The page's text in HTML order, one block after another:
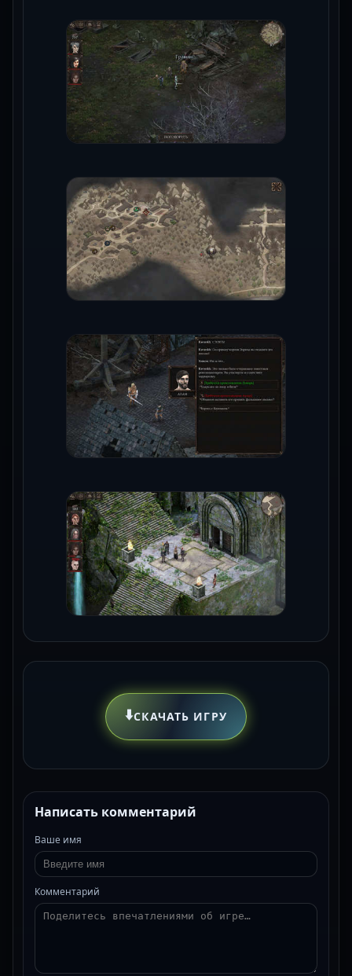
⬇️СКАЧАТЬ ИГРУ
Написать комментарий
Ваше имя
Комментарий